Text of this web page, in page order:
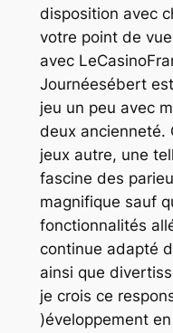
disposition avec
votre point de
avec
Journéesébert
jeu un peu avec
deux ancienneté.
jeux autre, une
fascine des
magnifique sauf
fonctionnalités
continue adapté
ainsi que
je crois ce
)éveloppement